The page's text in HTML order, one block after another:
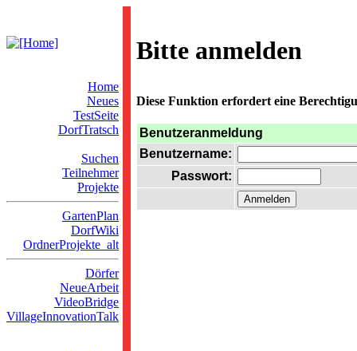
Bitte anmelden
Home
Neues
TestSeite
DorfTratsch
Suchen
Teilnehmer
Projekte
GartenPlan
DorfWiki
OrdnerProjekte_alt
Dörfer
NeueArbeit
VideoBridge
VillageInnovationTalk
Diese Funktion erfordert eine
Benutzeranmeldung
Benutzername:
Passwort: